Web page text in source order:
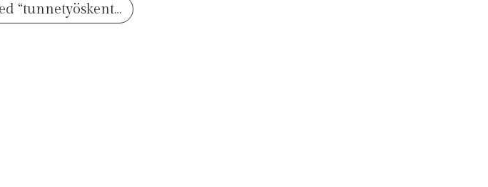
“tunnetyöskentely”